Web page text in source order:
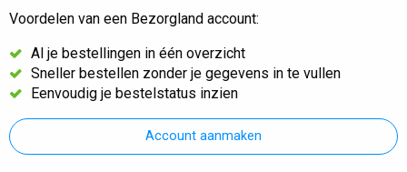
Voordelen van een Bezorgland account:
Al je bestellingen in één overzicht
Sneller bestellen zonder je gegevens in te vullen
Eenvoudig je bestelstatus inzien
Account aanmaken